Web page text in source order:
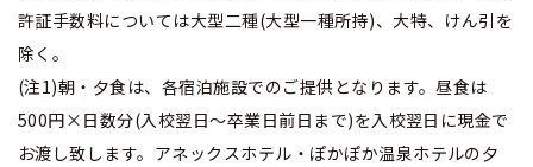
許証手数料については大型二種(大型一種所持)、大特、けん引を
除く。
(注1)朝・夕食は、各宿泊施設でのご提供となります。昼食は
500円×日数分(入校翌日～卒業日前日まで)を入校翌日に現金で
お渡し致します。アネックスホテル・ぽかぽか温泉ホテルの夕